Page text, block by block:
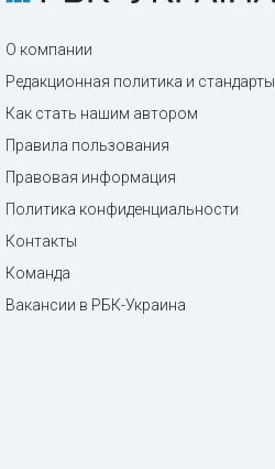
О компании
Редакционная политика и стандарты
Как стать нашим автором
Правила пользования
Правовая информация
Политика конфиденциальности
Контакты
Команда
Вакансии в РБК-Украина